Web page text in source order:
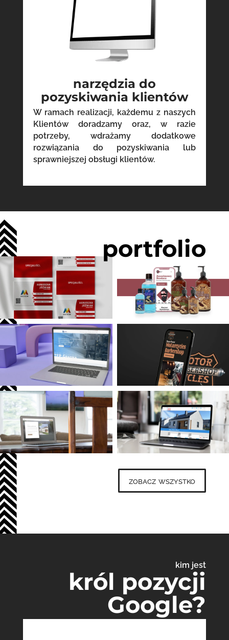
narzędzia do
pozyskiwania klientów
W ramach realizacji, każdemu z naszych
Klientów doradzamy oraz, w razie
potrzeby, wdrażamy dodatkowe
rozwiązania do pozyskiwania lub
sprawniejszej obsługi klientów.
portfolio
zobacz wszystko
kim jest
król pozycji
Google?